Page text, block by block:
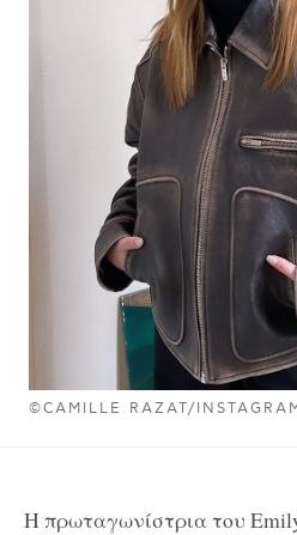
©CAMILLE RAZAT/
Η πρωταγωνίστρια του